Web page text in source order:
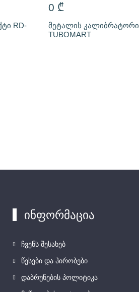
RD-
0 ₾
მეტალის კალიბრატორი
TUBOMART
ინფორმაცია
ჩვენს შესახებ
წესები და პირობები
დაბრუნების პოლიტიკა